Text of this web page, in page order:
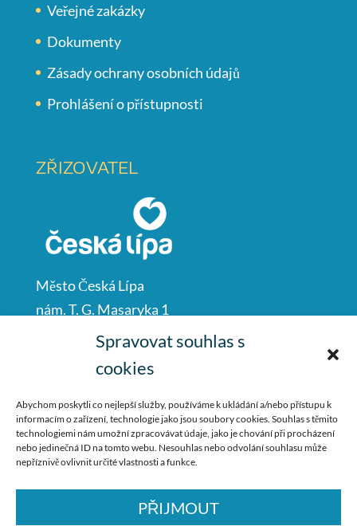
Spravovat souhlas s
cookies
Abychom poskytli co nejlepší služby, používáme k ukládání a/nebo přístupu k
informacím o zařízení, technologie jako jsou soubory cookies. Souhlas s těmito
technologiemi nám umožní zpracovávat údaje, jako je chování při procházení
nebo jedinečná ID na tomto webu. Nesouhlas nebo odvolání souhlasu může
nepříznivě ovlivnit určité vlastnosti a funkce.
PŘIJMOUT
Veřejné zakázky
Dokumenty
Zásady ochrany osobních údajů
Prohlášení o přístupnosti
ZŘIZOVATEL
Město Česká Lípa
nám. T. G. Masaryka 1
Česká Lípa
487 881 111
podatelna@mucl.cz